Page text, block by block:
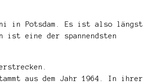
in Potsdam. Es ist also längst
ist eine der spannendsten
aus dem Jahr 1964. In ihrer